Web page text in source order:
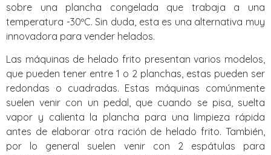
sobre una plancha congelada que trabaja a una
temperatura -30ºC. Sin duda, esta es una alternativa muy
innovadora para vender helados.
Las máquinas de helado frito presentan varios modelos,
que pueden tener entre 1 o 2 planchas, estas pueden ser
redondas o cuadradas. Estas máquinas comúnmente
suelen venir con un pedal, que cuando se pisa, suelta
vapor y calienta la plancha para una limpieza rápida
antes de elaborar otra ración de helado frito. También,
por lo general suelen venir con 2 espátulas para